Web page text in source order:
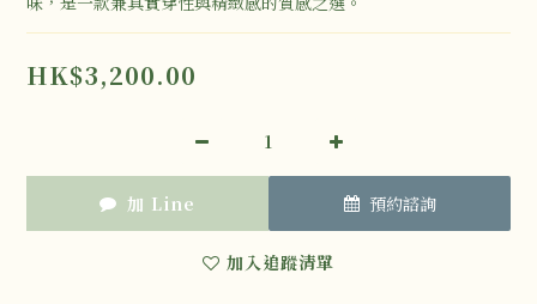
HK$3,200.00
加 Line 預約諮詢
加入追蹤清單